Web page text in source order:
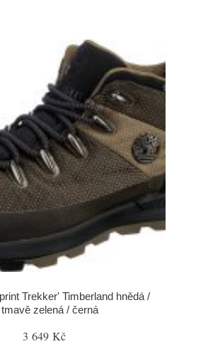
Trekker' Timberland hnědá /
tmavě zelená / černá
3 649 Kč